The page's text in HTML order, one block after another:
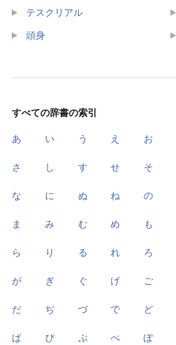
テスクリアル
頭身
すべての辞書の索引
あ い う え お
さ し す せ そ
な に ぬ ね の
ま み む め も
ら り る れ ろ
が ぎ ぐ げ ご
だ ぢ づ で ど
ぱ ぴ ぷ ぺ ぽ